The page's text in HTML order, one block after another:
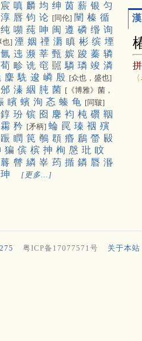
宸 嗔 麟 均 绅 茵 薪 银 匀
淳 唇 钧 论 [同伦] 闉 榛 循
纯 嚬 莼 呻 闽 遵 磷 缗 询
也] 湮 姻 禋 漘 瞋 彬 缤 堙
氤 迍 濒 莘 甄 嫔 踆 蓁 辚
荀 畛 诜 窀 嚚 驎 璘 竣 潾
麇 駪 逡 嶙 殷 [众也，盛也]
邠 溱 絪 肫 菌 [《博雅》菌，
矉 蠙 洵 忞 螓 龟 [同皲]
錞 玢 镔 囵 麐 袀 杶 礥 鞇
霦 矜 [矛柄] 蜦 罠 瑧 䄄 殥
䟴 瞤 笢 鷷 頵 痻 鶞 㽦 㲀
猵 傧 槟 抻 栒 慇 玭 盿
䔚 䖜 繗 峷 荺 揗 鏻 㫳 湣
珅 [更多…]
粤ICP备17077571号 关于本站